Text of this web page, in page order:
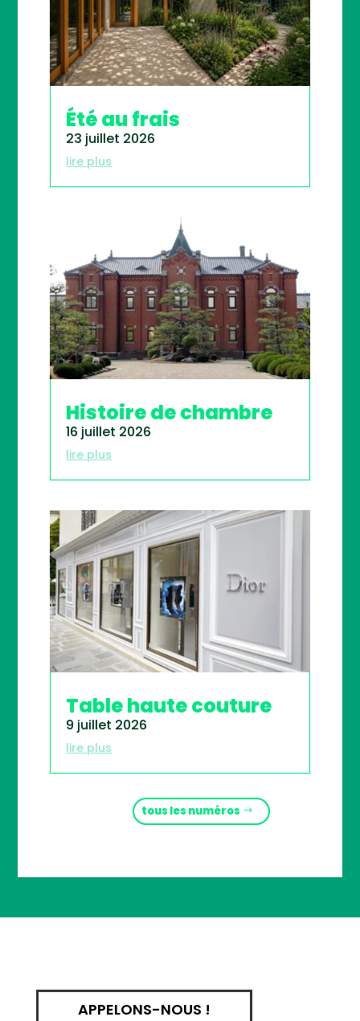
Été au frais
23 juillet 2026
lire plus
Histoire de chambre
16 juillet 2026
lire plus
Table haute couture
9 juillet 2026
lire plus
tous les numéros
APPELONS-NOUS !